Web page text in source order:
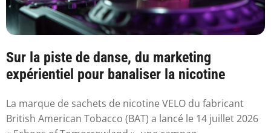
Sur la piste de danse, du marketing
expérientiel pour banaliser la nicotine
La marque de sachets de nicotine VELO du fabricant
British American Tobacco (BAT) a lancé le 14 juillet 2026